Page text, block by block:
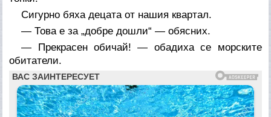
Сигурно бяха децата от нашия квартал.
— Това е за „добре дошли“ — обясних.
— Прекрасен обичай! — обадиха се морските
обитатели.